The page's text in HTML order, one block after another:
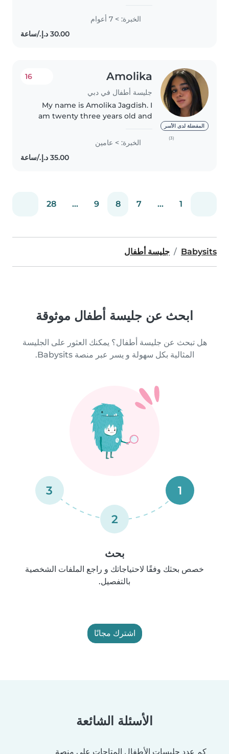
a family with 5 children
including yhe newborn twins
and children. Manage childcare
الخبرة: > 7 أعوام
المفضلة لدى الأسر
(3)
Amolika
جليسة أطفال في دبي
16
My name is Amolika Jagdish. I
am twenty three years old and
medicine. I will be happy to help
take care of your children. I am
الخبرة: > عامين
1
...
7
8
9
...
28
Babysits جليسة أطفال
ابحث عن جليسة أطفال موثوقة
هل تبحث عن جليسة أطفال؟ يمكنك العثور على الجليسة
المثالية بكل سهولة و يسر عبر منصة Babysits.
1
2
3
بحث
خصص بحثك وفقًا لاحتياجاتك و راجع الملفات الشخصية
بالتفصيل.
اشترك مجانًا
الأسئلة الشائعة
كم عدد جليسات الأطفال المتاحات على منصة